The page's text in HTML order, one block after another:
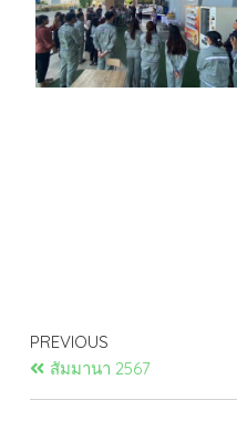
PREVIOUS
สัมมานา 2567